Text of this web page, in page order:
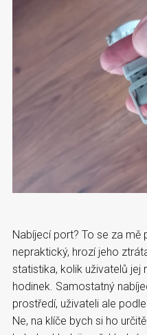
Nabíjecí port? To se za mě
nepraktický, hrozí jeho
statistika, kolik uživatelů
hodinek. Samostatný
prostředí, uživateli ale
Ne, na klíče bych si ho